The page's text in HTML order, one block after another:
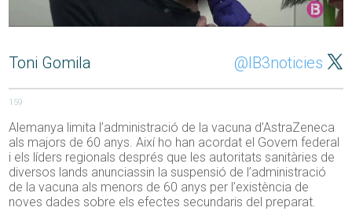
Toni Gomila @IB3noticies
159
Alemanya limita l’administració de la vacuna d’AstraZeneca
als majors de 60 anys. Així ho han acordat el Govern federal
i els líders regionals després que les autoritats sanitàries de
diversos lands anunciassin la suspensió de l’administració
de la vacuna als menors de 60 anys per l’existència de
noves dades sobre els efectes secundaris del preparat.